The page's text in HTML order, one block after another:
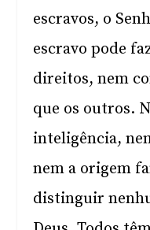
escravos, o
escravo pode
direitos, nem
que os outros.
inteligência,
nem a origem
distinguir